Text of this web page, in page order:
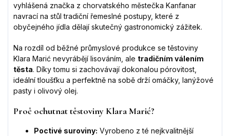
vyhlášená značka z chorvatského městečka Kanfanar
navrací na stůl tradiční řemeslné postupy, které z
obyčejného jídla dělají skutečný gastronomický zážitek.
Na rozdíl od běžné průmyslové produkce se těstoviny
Klara Marić nevyrábějí lisováním, ale tradičním válením
těsta. Díky tomu si zachovávají dokonalou pórovitost,
ideální tloušťku a perfektně na sobě drží omáčky, lanýžové
pasty i olivový olej.
Proč ochutnat těstoviny Klara Marić?
Poctivé suroviny: Vyrobeno z té nejkvalitnější